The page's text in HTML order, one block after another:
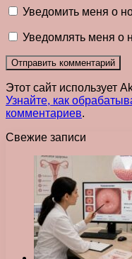
Уведомить меня о
Уведомлять меня о
Этот сайт использует
Узнайте, как
комментариев.
Свежие записи